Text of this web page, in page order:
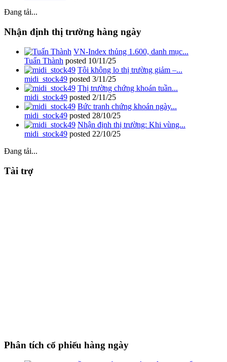
Đang tải...
Nhận định thị trường hàng ngày
VN-Index thủng 1.600, danh mục...
Tuấn Thành posted 10/11/25
Tôi không lo thị trường giảm –...
midi_stock49 posted 3/11/25
Thị trường chứng khoán tuần...
midi_stock49 posted 2/11/25
Bức tranh chứng khoán ngày...
midi_stock49 posted 28/10/25
Nhận định thị trường: Khi vùng...
midi_stock49 posted 22/10/25
Đang tải...
Tài trợ
Phân tích cổ phiếu hàng ngày